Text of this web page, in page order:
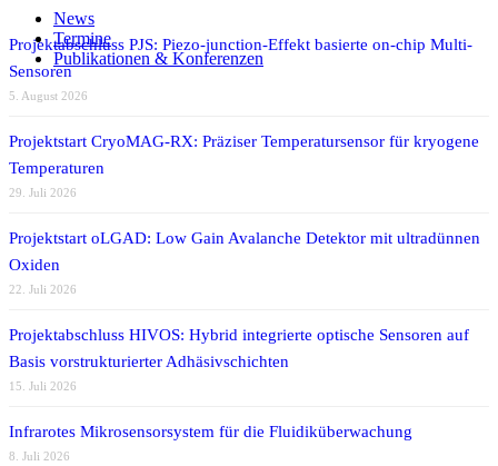
News
Termine
Publikationen & Konferenzen
Projektabschluss PJS: Piezo-junction-Effekt basierte on-chip Multi-
Sensoren
5. August 2026
Projektstart CryoMAG-RX: Präziser Temperatursensor für kryogene
Temperaturen
29. Juli 2026
Projektstart oLGAD: Low Gain Avalanche Detektor mit ultradünnen
Oxiden
22. Juli 2026
Projektabschluss HIVOS: Hybrid integrierte optische Sensoren auf
Basis vorstrukturierter Adhäsivschichten
15. Juli 2026
Infrarotes Mikrosensorsystem für die Fluidiküberwachung
8. Juli 2026